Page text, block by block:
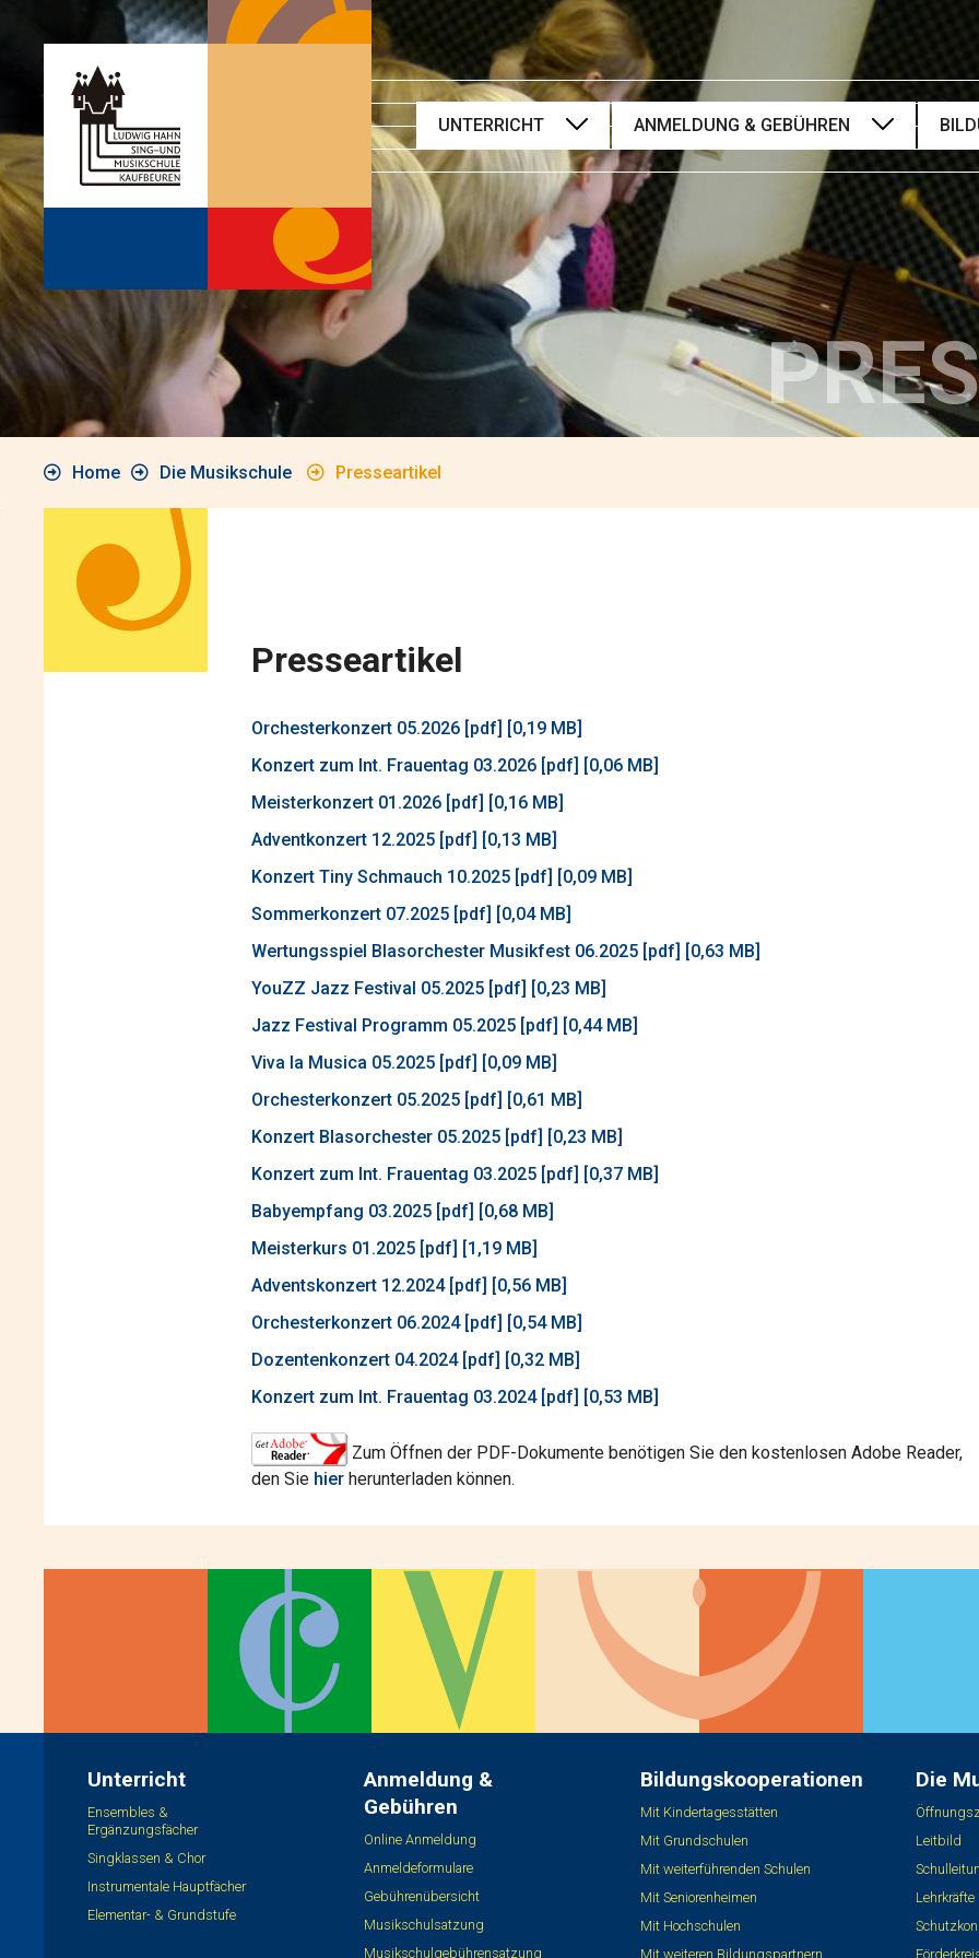
UNTERRICHT
Ensembles &
Ergänzungsfächer
Singklassen &
Chor
Instrumentale
Hauptfächer
Elementar- &
Grundstufe
ANMELDUNG & GEBÜHREN
Online Anmeldung
Anmeldeformulare
Gebührenübersicht
Musikschulsatzung
Musikschulgebührensatzung
Mit
Mit
Mit
Mit
Mit
Mit
Home Die Musikschule Presseartikel
Presseartikel
Orchesterkonzert 05.2026 [pdf] [0,19 MB]
Konzert zum Int. Frauentag 03.2026 [pdf] [0,06 MB]
Meisterkonzert 01.2026 [pdf] [0,16 MB]
Adventkonzert 12.2025 [pdf] [0,13 MB]
Konzert Tiny Schmauch 10.2025 [pdf] [0,09 MB]
Sommerkonzert 07.2025 [pdf] [0,04 MB]
Wertungsspiel Blasorchester Musikfest 06.2025 [pdf] [0,63 MB]
YouZZ Jazz Festival 05.2025 [pdf] [0,23 MB]
Jazz Festival Programm 05.2025 [pdf] [0,44 MB]
Viva la Musica 05.2025 [pdf] [0,09 MB]
Orchesterkonzert 05.2025 [pdf] [0,61 MB]
Konzert Blasorchester 05.2025 [pdf] [0,23 MB]
Konzert zum Int. Frauentag 03.2025 [pdf] [0,37 MB]
Babyempfang 03.2025 [pdf] [0,68 MB]
Meisterkurs 01.2025 [pdf] [1,19 MB]
Adventskonzert 12.2024 [pdf] [0,56 MB]
Orchesterkonzert 06.2024 [pdf] [0,54 MB]
Dozentenkonzert 04.2024 [pdf] [0,32 MB]
Konzert zum Int. Frauentag 03.2024 [pdf] [0,53 MB]
Zum Öffnen der PDF-Dokumente benötigen Sie den kostenlosen Adobe Reader,
den Sie hier herunterladen können.
Unterricht
Ensembles &
Ergänzungsfächer
Singklassen & Chor
Instrumentale Hauptfächer
Elementar- & Grundstufe
Anmeldung &
Gebühren
Online Anmeldung
Anmeldeformulare
Gebührenübersicht
Musikschulsatzung
Musikschulgebührensatzung
Bildungskooperationen
Mit Kindertagesstätten
Mit Grundschulen
Mit weiterführenden Schulen
Mit Seniorenheimen
Mit Hochschulen
Mit weiteren Bildungspartnern
Die
Leitbild
Lehrkräfte